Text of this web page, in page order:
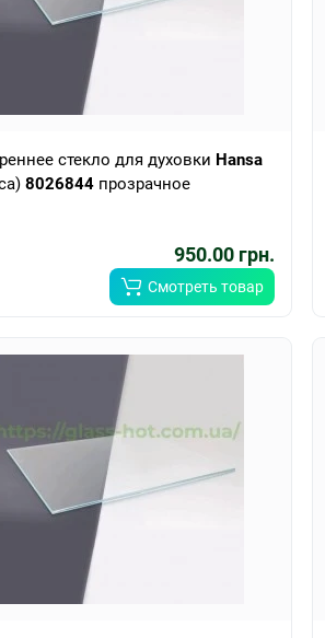
стекло для духовки Hansa
8026844 прозрачное
950.00 грн.
Смотреть товар